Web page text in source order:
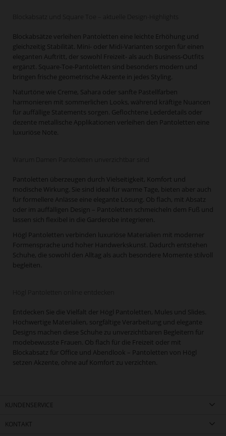
Blockabsatz und Square Toe – aktuelle Design-Highlights
Blockabsätze verleihen Pantoletten eine leichte Erhöhung und
gleichzeitig Stabilität. Mini- oder Midi-Varianten sorgen für einen
eleganten Auftritt, der sowohl Freizeit- als auch Business-Outfits
ergänzt. Square-Toe-Pantoletten sind besonders modern und
bringen frische geometrische Akzente in jedes Styling.
Naturtöne wie Creme, Sahara oder sanfte Pastellfarben
harmonieren mit sommerlichen Looks, während kräftige Nuancen
für auffällige Statements sorgen. Geflochtene Lederdetails oder
dezente metallische Applikationen verleihen den Pantoletten eine
luxuriöse Note.
Warum Damen Pantoletten unverzichtbar sind
Pantoletten überzeugen durch Vielseitigkeit, Komfort und
modische Wirkung. Sie sind ideal für warme Tage, bieten aber auch
für formellere Anlässe eine elegante Lösung. Ob flach, mit Absatz
oder im auffälligen Design – Pantoletten schmeicheln dem Fuß und
lassen sich flexibel in die Garderobe integrieren.
Högl Pantoletten verbinden luxuriöse Materialien mit moderner
Formensprache und hoher Handwerkskunst. Dadurch entstehen
Schuhe, die sowohl den Alltag als auch besondere Momente stilvoll
begleiten.
Högl Pantoletten online entdecken
Entdecken Sie die Vielfalt der Högl Pantoletten, Mules und Slides.
Hochwertige Materialien, sorgfältige Verarbeitung und elegante
Designs machen diese Schuhe zu unverzichtbaren Begleitern für
modebewusste Frauen. Ob flach für die Freizeit oder mit
Blockabsatz für Office und Abendlook – Pantoletten von Högl
setzen Akzente, ohne auf Komfort zu verzichten.
KUNDENSERVICE
KONTAKT